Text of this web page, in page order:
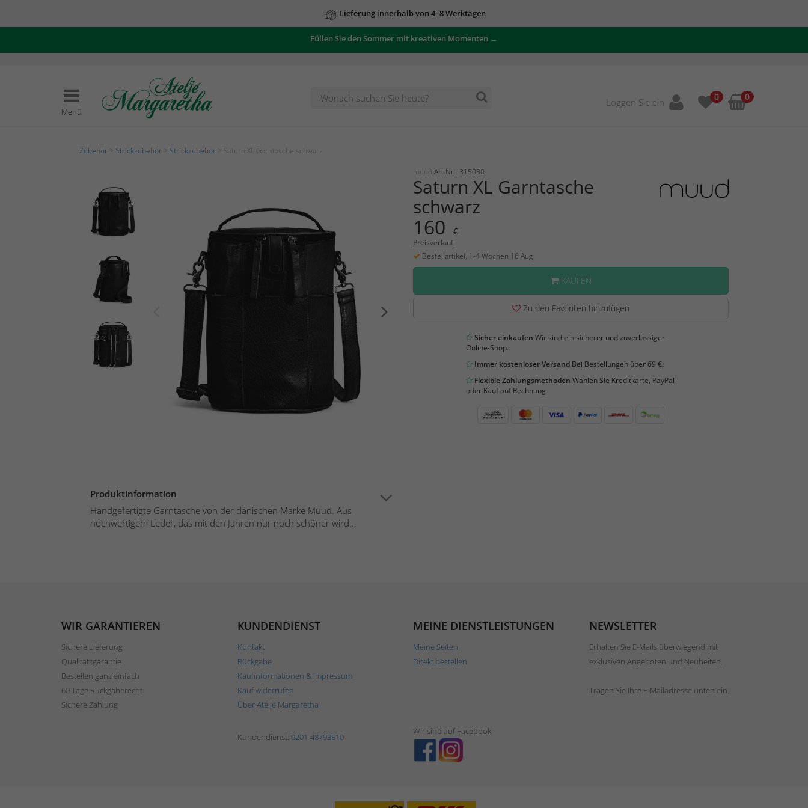
Lieferung innerhalb von 4–8 Werktagen
Füllen Sie den Sommer mit kreativen Momenten →
Menü
Loggen Sie ein 0 0
Zubehör Strickzubehör Strickzubehör > Saturn XL Garntasche schwarz
Produktinformation
Handgefertigte Garntasche von der dänischen Marke Muud. Aus
hochwertigem Leder, das mit den Jahren nur noch schöner wird...
muud Art.Nr.: 315030
Saturn XL Garntasche
schwarz
160 €
Preisverlauf
Bestellartikel, 1-4 Wochen 16 Aug
KAUFEN
Zu den Favoriten hinzufügen
Sicher einkaufen Wir sind ein sicherer und zuverlässiger
Online-Shop.
Immer kostenloser VersandBei Bestellungen über 69 €.
Flexible Zahlungsmethoden Wählen Sie Kreditkarte, PayPal
oder Kauf auf Rechnung
WIR GARANTIEREN
Sichere Lieferung
Qualitätsgarantie
Bestellen ganz einfach
60 Tage Rückgaberecht
Sichere Zahlung
KUNDENDIENST
Kontakt
Rückgabe
Kaufinformationen & Impressum
Kauf widerrufen
Über Ateljé Margaretha
MEINE DIENSTLEISTUNGEN
Meine Seiten
Direkt bestellen
NEWSLETTER
Erhalten Sie E-Mails überwiegend mit
exklusiven Angeboten und Neuheiten.
Tragen Sie Ihre E-Mailadresse unten ein.
Kundendienst: 0201-48793510
Wir sind auf Facebook